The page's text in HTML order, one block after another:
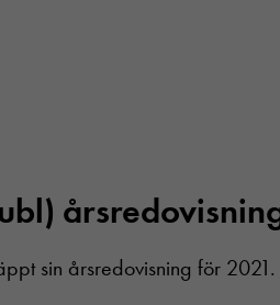
sin årsredovisning för